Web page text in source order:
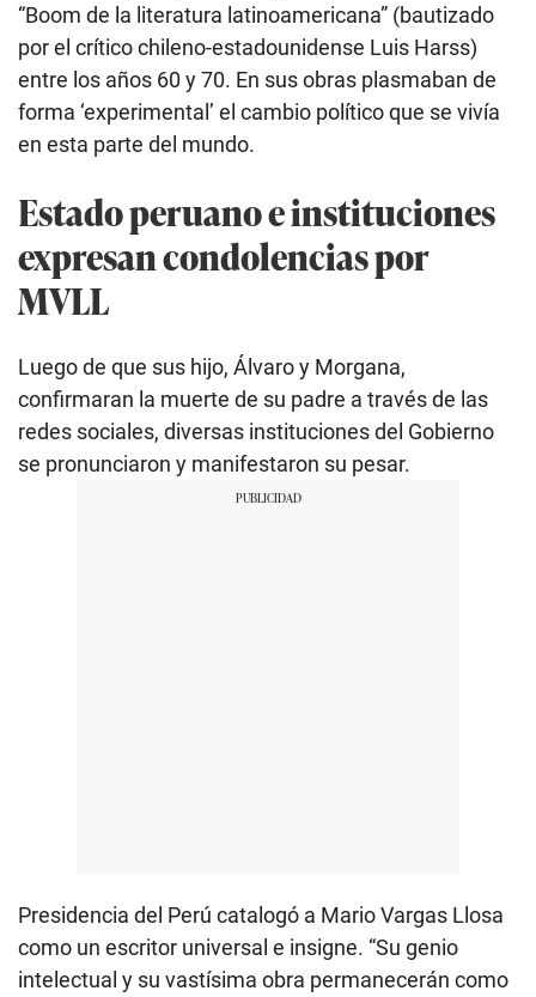
“Boom de la literatura latinoamericana” (bautizado
por el crítico chileno-estadounidense Luis Harss)
entre los años 60 y 70. En sus obras plasmaban de
forma ‘experimental’ el cambio político que se vivía
en esta parte del mundo.
Estado peruano e instituciones
expresan condolencias por
MVLL
Luego de que sus hijo, Álvaro y Morgana,
confirmaran la muerte de su padre a través de las
redes sociales, diversas instituciones del Gobierno
se pronunciaron y manifestaron su pesar.
Presidencia del Perú catalogó a Mario Vargas Llosa
como un escritor universal e insigne. “Su genio
intelectual y su vastísima obra permanecerán como